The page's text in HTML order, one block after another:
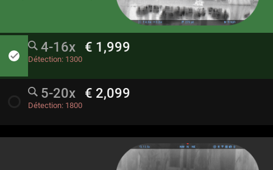
done
4-16x € 1,999
Détection: 1300
5-20x € 2,099
Détection: 1800